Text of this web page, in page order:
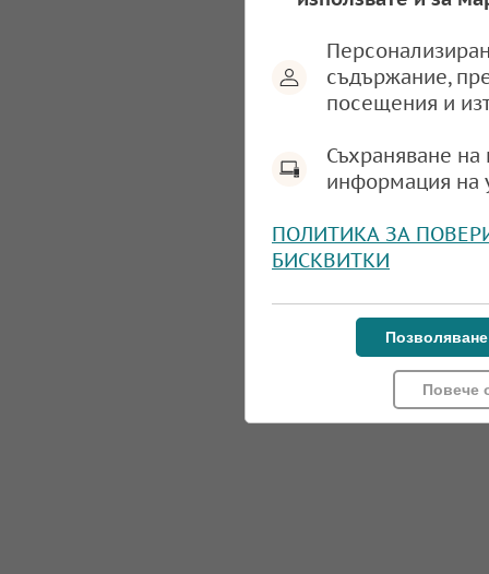
съдържание,
посещения и
Съхраняване
информация на
ПОЛИТИКА ЗА
БИСКВИТКИ
Повече